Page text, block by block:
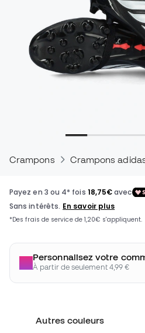
Crampons Crampons
Personnalisez votre
À partir de seulement 4,99 €
Autres couleurs